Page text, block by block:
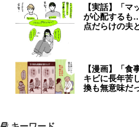
【実話】「
が心配するも
点だらけの夫
【漫画】「
キビに長年苦
換も無意味だ